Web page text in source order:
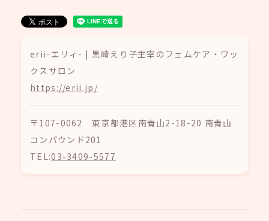
erii-エリィ- | 黒崎えり子主宰のフェムケア・ワッ
クスサロン
https://erii.jp/
〒107-0062 東京都港区南青山2-18-20 南青山
コンパウンド201
TEL:03-3409-5577